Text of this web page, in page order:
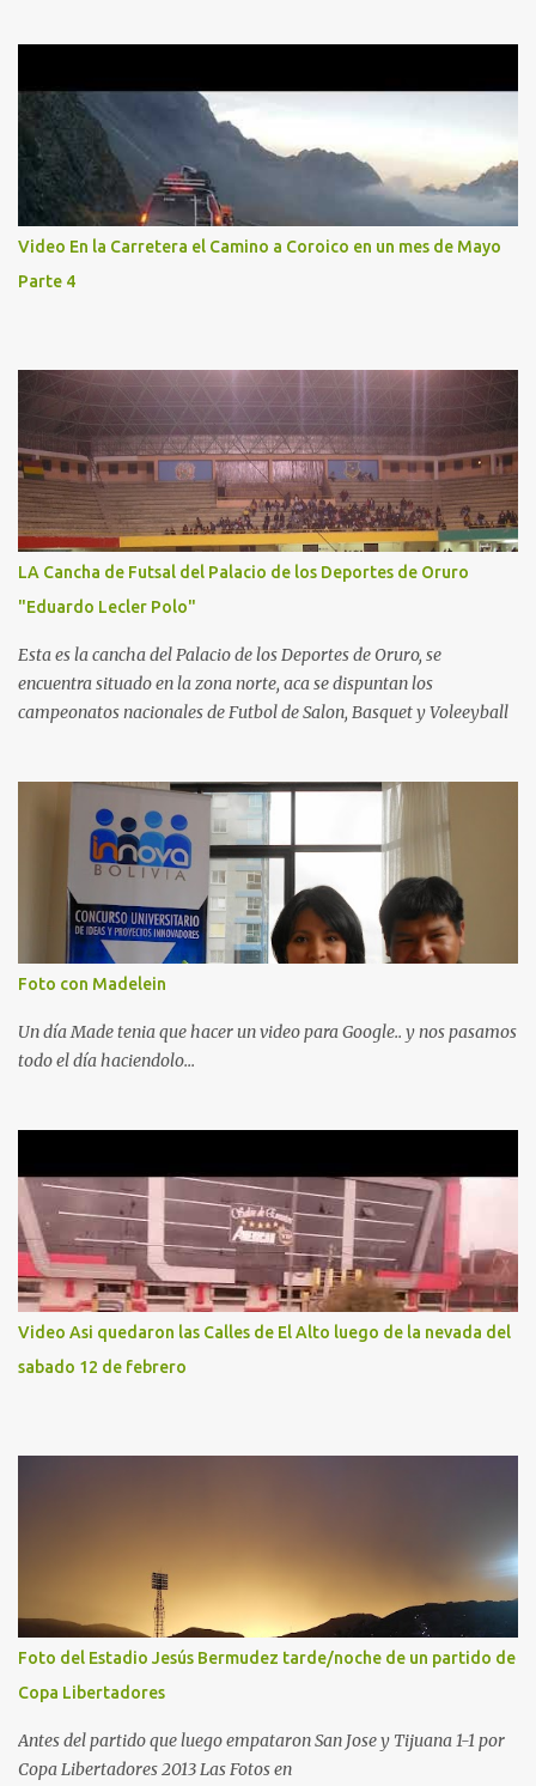
Video En la Carretera el Camino a Coroico en un mes de Mayo
Parte 4
LA Cancha de Futsal del Palacio de los Deportes de Oruro
"Eduardo Lecler Polo"
Esta es la cancha del Palacio de los Deportes de Oruro, se
encuentra situado en la zona norte, aca se dispuntan los
campeonatos nacionales de Futbol de Salon, Basquet y Voleeyball
Foto con Madelein
Un día Made tenia que hacer un video para Google.. y nos pasamos
todo el día haciendolo...
Video Asi quedaron las Calles de El Alto luego de la nevada del
sabado 12 de febrero
Foto del Estadio Jesús Bermudez tarde/noche de un partido de
Copa Libertadores
Antes del partido que luego empataron San Jose y Tijuana 1-1 por
Copa Libertadores 2013 Las Fotos en